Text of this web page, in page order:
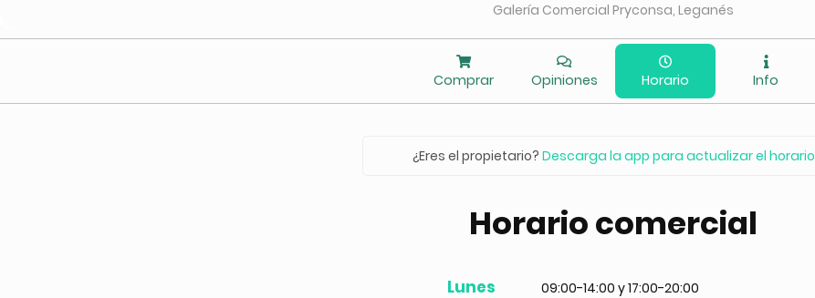
Galería Comercial Pryconsa, Leganés
Comprar Opiniones Horario Info
¿Eres el propietario? Descarga la app para actualizar el horario
Horario comercial
Lunes 09:00-14:00 y 17:00-20:00